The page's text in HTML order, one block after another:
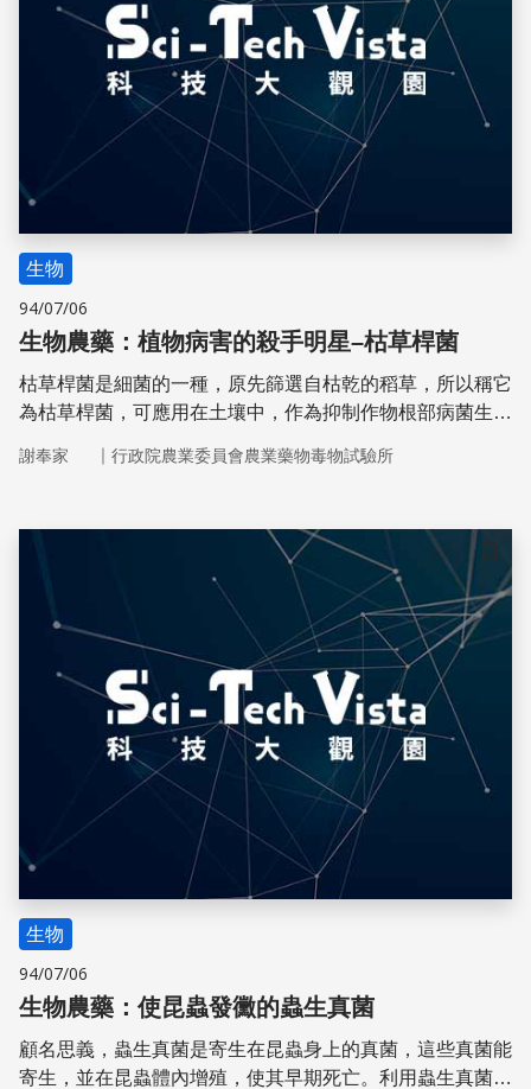
生物
94/07/06
生物農藥：植物病害的殺手明星–枯草桿菌
枯草桿菌是細菌的一種，原先篩選自枯乾的稻草，所以稱它
為枯草桿菌，可應用在土壤中，作為抑制作物根部病菌生長
謝奉家 ｜ 行政院農業委員會農業藥物毒物試驗所
儲存
生物
94/07/06
生物農藥：使昆蟲發黴的蟲生真菌
顧名思義，蟲生真菌是寄生在昆蟲身上的真菌，這些真菌能
寄生，並在昆蟲體內增殖，使其早期死亡。利用蟲生真菌開